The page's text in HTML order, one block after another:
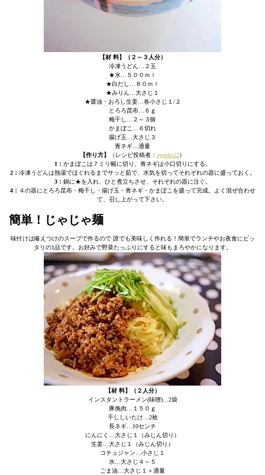
【材 料】（２～３人分）
冷凍うどん…２玉
★水…５００ｍｌ
★白だし…８０ｍｌ
★みりん…大さじ１
★醤油・おろし生姜…各小さじ１/２
とろろ昆布…６ｇ
梅干し…２～３個
かまぼこ…６切れ
揚げ玉…大さじ３
青ネギ…適量
【作り方】
（レシピ投稿者： oppeke22）
1： かまぼこは７ミリ幅に切り、青ネギは小口切りにする。
2： 冷凍うどんは熱湯でほぐれるまでサッと茹で、水気を切ってそれぞれの器に盛っておく。
3： 鍋に★を入れ、ひと煮立ちさせ、それぞれの器に注ぐ。
4： ４の器にとろろ昆布・梅干し・揚げ玉・青ネギ・かまぼこを盛って完成。よく混ぜ合わせ
て、召し上がって下さい。
簡単！じゃじゃ麺
味付けは備えつけのスープで作るので 誰でも美味しく作れる！簡単でランチやお夜食にピッ
タリの1品です。お好みで野菜たっぷりにすると味もまろやかになります。
【材 料】（２人分）
インスタントラーメン(味噌)…2袋
豚挽肉…１５０ｇ
干ししいたけ…2枚
長ネギ…10センチ
にんにく…大さじ１（みじん切り）
生姜…大さじ１（みじん切り）
コチュジャン…小さじ１
水…大さじ４～５
ごま油…大さじ１＋適量